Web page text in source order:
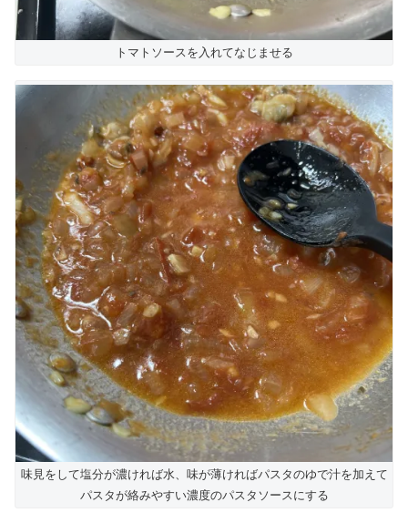
トマトソースを入れてなじませる
味見をして塩分が濃ければ水、味が薄ければパスタのゆで汁を加えて
パスタが絡みやすい濃度のパスタソースにする